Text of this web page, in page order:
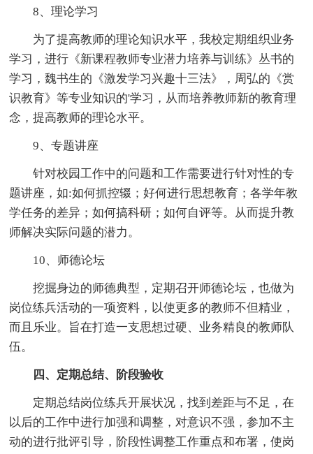
8、理论学习
为了提高教师的理论知识水平，我校定期组织业务
学习，进行《新课程教师专业潜力培养与训练》丛书的
学习，魏书生的《激发学习兴趣十三法》，周弘的《赏
识教育》等专业知识的'学习，从而培养教师新的教育理
念，提高教师的理论水平。
9、专题讲座
针对校园工作中的问题和工作需要进行针对性的专
题讲座，如:如何抓控辍；好何进行思想教育；各学年教
学任务的差异；如何搞科研；如何自评等。从而提升教
师解决实际问题的潜力。
10、师德论坛
挖掘身边的师德典型，定期召开师德论坛，也做为
岗位练兵活动的一项资料，以使更多的教师不但精业，
而且乐业。旨在打造一支思想过硬、业务精良的教师队
伍。
四、定期总结、阶段验收
定期总结岗位练兵开展状况，找到差距与不足，在
以后的工作中进行加强和调整，对意识不强，参加不主
动的进行批评引导，阶段性调整工作重点和布署，使岗